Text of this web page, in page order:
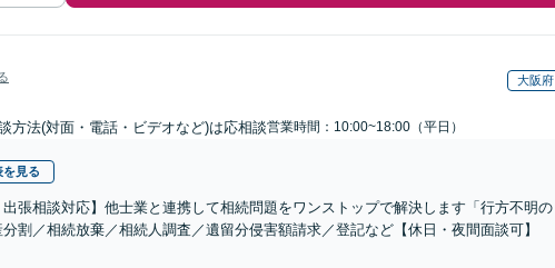
大阪府
方法(対面・電話・ビデオなど)は応相談営業時間：10:00~18:00（平日）
を見る
出張相談対応】他士業と連携して相続問題をワンストップで解決します「行方不明の
割／相続放棄／相続人調査／遺留分侵害額請求／登記など【休日・夜間面談可】